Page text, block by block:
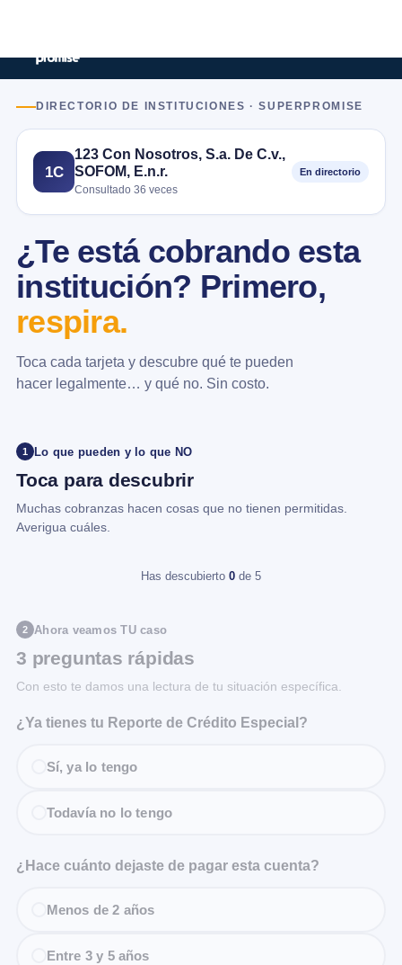
DIRECTORIO DE INSTITUCIONES · SUPERPROMISE
1C
123 Con Nosotros, S.a. De C.v.,
SOFOM, E.n.r.
Consultado 36 veces
En directorio
¿Te está cobrando esta
institución? Primero,
respira.
Toca cada tarjeta y descubre qué te pueden
hacer legalmente… y qué no. Sin costo.
1 Lo que pueden y lo que NO
Toca para descubrir
Muchas cobranzas hacen cosas que no tienen permitidas.
Averigua cuáles.
Has descubierto 0 de 5
2 Ahora veamos TU caso
3 preguntas rápidas
Con esto te damos una lectura de tu situación específica.
¿Ya tienes tu Reporte de Crédito Especial?
Sí, ya lo tengo
Todavía no lo tengo
¿Hace cuánto dejaste de pagar esta cuenta?
Menos de 2 años
Entre 3 y 5 años